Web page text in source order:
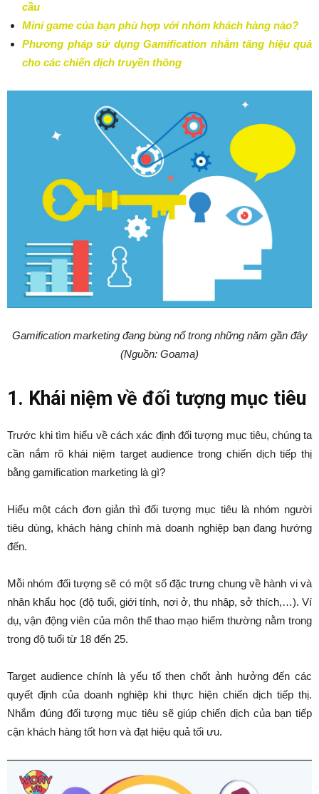
cầu
Mini game của bạn phù hợp với nhóm khách hàng nào?
Phương pháp sử dụng Gamification nhằm tăng hiệu quả
cho các chiến dịch truyền thông
Gamification marketing đang bùng nổ trong những năm gần đây
(Nguồn: Goama)
1. Khái niệm về đối tượng mục tiêu
Trước khi tìm hiểu về cách xác định đối tượng mục tiêu, chúng ta
cần nắm rõ khái niệm target audience trong chiến dịch tiếp thị
bằng gamification marketing là gì?
Hiểu một cách đơn giản thì đối tượng mục tiêu là nhóm người
tiêu dùng, khách hàng chính mà doanh nghiệp bạn đang hướng
đến.
Mỗi nhóm đối tượng sẽ có một số đặc trưng chung về hành vi và
nhân khẩu học (độ tuổi, giới tính, nơi ở, thu nhập, sở thích,…). Ví
dụ, vận động viên của môn thể thao mạo hiểm thường nằm trong
trong độ tuổi từ 18 đến 25.
Target audience chính là yếu tố then chốt ảnh hưởng đến các
quyết định của doanh nghiệp khi thực hiện chiến dịch tiếp thị.
Nhắm đúng đối tượng mục tiêu sẽ giúp chiến dịch của bạn tiếp
cận khách hàng tốt hơn và đạt hiệu quả tối ưu.